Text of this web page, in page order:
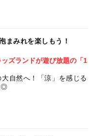
まみれを楽しもう！
ズランドが遊び放題の「1
自然へ！「涼」を感じる
◎